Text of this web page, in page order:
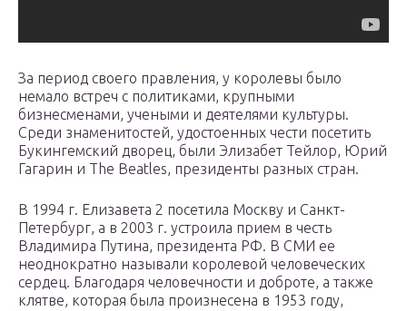
За период своего правления, у королевы было
немало встреч с политиками, крупными
бизнесменами, учеными и деятелями культуры.
Среди знаменитостей, удостоенных чести посетить
Букингемский дворец, были Элизабет Тейлор, Юрий
Гагарин и The Beatles, президенты разных стран.
В 1994 г. Елизавета 2 посетила Москву и Санкт-
Петербург, а в 2003 г. устроила прием в честь
Владимира Путина, президента РФ. В СМИ ее
неоднократно называли королевой человеческих
сердец. Благодаря человечности и доброте, а также
клятве, которая была произнесена в 1953 году,